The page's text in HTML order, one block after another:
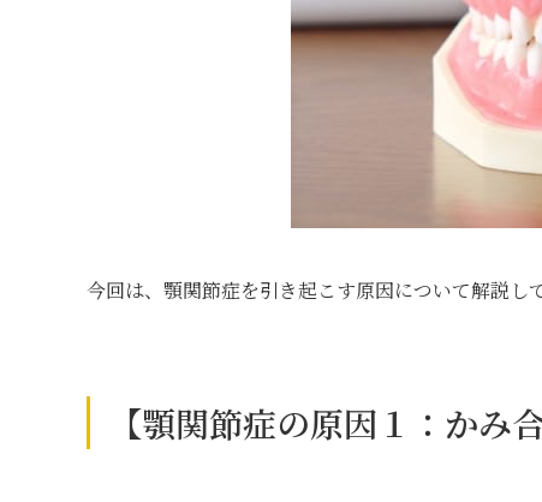
今回は、顎関節症を引き起こす原因について解説し
【顎関節症の原因１：かみ